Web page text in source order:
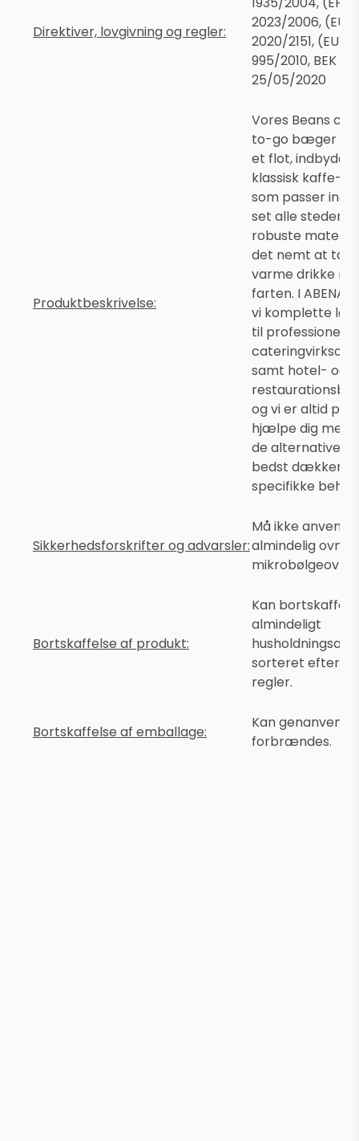
Direktiver, lovgivning og regler:
2023/2006, (EU)
2020/2151, (EU)
995/2010, BEK nr
25/05/2020
Produktbeskrivelse:
Vores Beans
to-go bæger
et flot,
klassisk kaffe-
som passer ind
set alle steder.
robuste
det nemt at
varme drikke
farten. I ABENA
vi komplette
til professionelle
samt hotel- og
og vi er altid
hjælpe dig med
de alternativer,
bedst dækker
specifikke
Sikkerhedsforskrifter og advarsler:
Må ikke
almindelig ovn
mikrobølgeovn.
Bortskaffelse af produkt:
Kan bortskaffes
almindeligt
sorteret efter
regler.
Bortskaffelse af emballage:
Kan
forbrændes.